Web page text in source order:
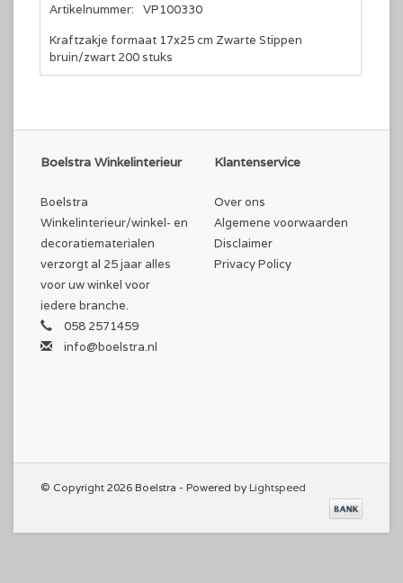
Artikelnummer:
VP100330
Kraftzakje formaat 17x25 cm Zwarte Stippen
bruin/zwart 200 stuks
Boelstra Winkelinterieur
Boelstra
Winkelinterieur/winkel- en
decoratiematerialen
verzorgt al 25 jaar alles
voor uw winkel voor
iedere branche.
058 2571459
info@boelstra.nl
Klantenservice
Over ons
Algemene voorwaarden
Disclaimer
Privacy Policy
© Copyright 2026 Boelstra - Powered by Lightspeed